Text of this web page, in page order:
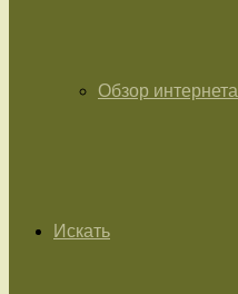
Обзор интернета
Искать